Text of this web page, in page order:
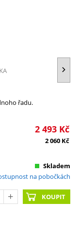
řadu.
2 493 Kč
2 060 Kč
Skladem
na pobočkách
KOUPIT